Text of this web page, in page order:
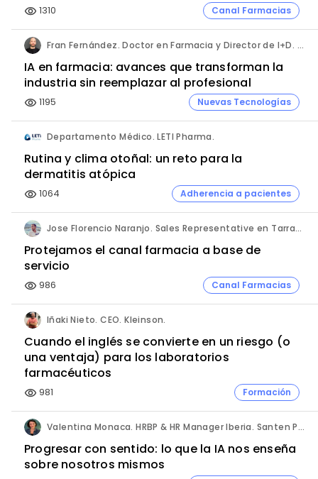
visibility 1310 Canal Farmacias
Fran Fernández. Doctor en Farmacia y Director de I+D. Labiana
IA en farmacia: avances que transforman la
industria sin reemplazar al profesional
visibility 1195 Nuevas Tecnologías
Departamento Médico. LETI Pharma.
Rutina y clima otoñal: un reto para la
dermatitis atópica
visibility 1064 Adherencia a pacientes
Jose Florencio Naranjo. Sales Representative en Tarragona.
Protejamos el canal farmacia a base de
servicio
visibility 986 Canal Farmacias
Iñaki Nieto. CEO. Kleinson.
Cuando el inglés se convierte en un riesgo (o
una ventaja) para los laboratorios
farmacéuticos
visibility 981 Formación
Valentina Monaca. HRBP & HR Manager Iberia. Santen Pharmaceutical.
Progresar con sentido: lo que la IA nos enseña
sobre nosotros mismos